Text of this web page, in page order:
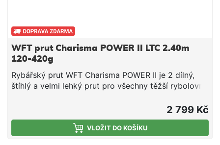
WFT prut Charisma POWER II LTC 2.40m
120-420g
Rybářský prut WFT Charisma POWER II je 2 dílný,
štíhlý a velmi lehký prut pro všechny těžší rybolovné
přívlačových a pilkrovacích prutů do Norska. Power
II je vyrobena z nového typu téměř nezničitelného
carbonového blanku, pečlivě opracované korkové
rukojeti zesílené nylonem a nejlepšími typy oček
2 799 Kč
VLOŽIT DO KOŠÍKU